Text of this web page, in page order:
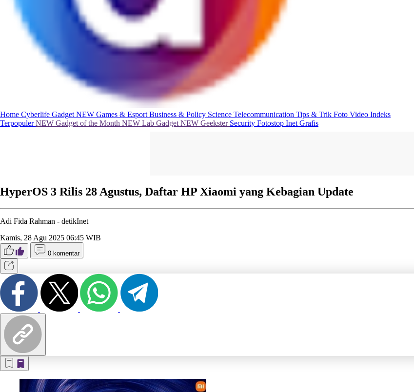
Home Cyberlife Gadget NEW Games & Esport Business & Policy Science Telecommunication Tips & Trik Foto Video Indeks
TerpopulerNEW Gadget of the Month NEW Lab Gadget NEW Geekster Security Fotostop Inet Grafis
HyperOS 3 Rilis 28 Agustus, Daftar HP Xiaomi yang Kebagian Update
Adi Fida Rahman - detikInet
Kamis, 28 Agu 2025 06:45 WIB
0 komentar